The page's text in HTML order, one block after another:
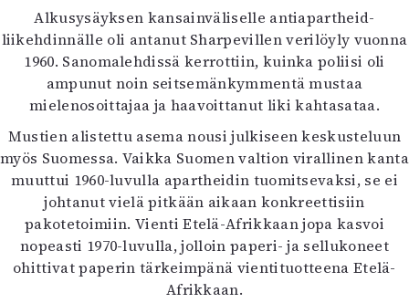
Alkusysäyksen kansainväliselle antiapartheid-
liikehdinnälle oli antanut Sharpevillen verilöyly vuonna
1960. Sanomalehdissä kerrottiin, kuinka poliisi oli
ampunut noin seitsemänkymmentä mustaa
mielenosoittajaa ja haavoittanut liki kahtasataa.
Mustien alistettu asema nousi julkiseen keskusteluun
myös Suomessa. Vaikka Suomen valtion virallinen kanta
muuttui 1960-luvulla apartheidin tuomitsevaksi, se ei
johtanut vielä pitkään aikaan konkreettisiin
pakotetoimiin. Vienti Etelä-Afrikkaan jopa kasvoi
nopeasti 1970-luvulla, jolloin paperi- ja sellukoneet
ohittivat paperin tärkeimpänä vientituotteena Etelä-
Afrikkaan.